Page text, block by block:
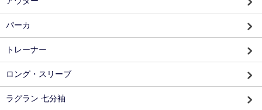
パーカ
トレーナー
ロング・スリーブ
ラグラン 七分袖